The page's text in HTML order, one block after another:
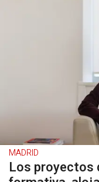
MADRID
Los proyectos